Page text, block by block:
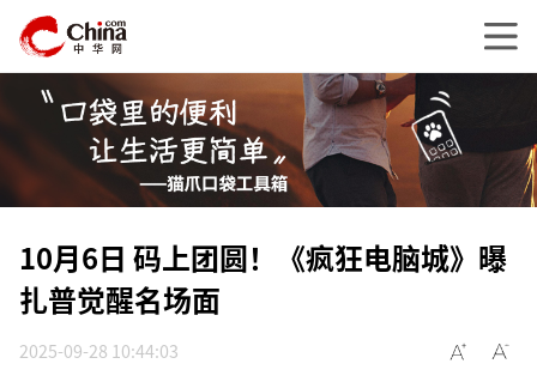
10月6日 码上团圆！《疯狂电脑城》曝
扎普觉醒名场面
2025-09-28 10:44:03